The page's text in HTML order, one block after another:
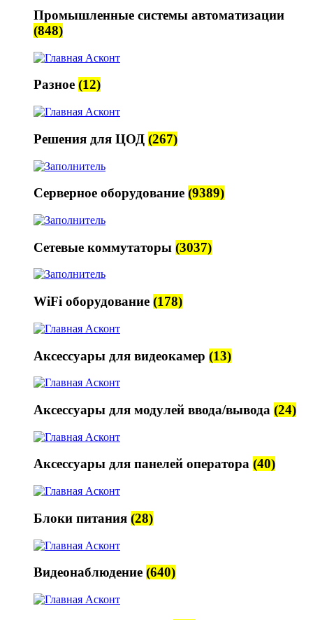
Промышленные системы автоматизации
(848)
Разное (12)
Решения для ЦОД (267)
Серверное оборудование (9389)
Сетевые коммутаторы (3037)
WiFi оборудование (178)
Аксессуары для видеокамер (13)
Аксессуары для модулей ввода/вывода (24)
Аксессуары для панелей оператора (40)
Блоки питания (28)
Видеонаблюдение (640)